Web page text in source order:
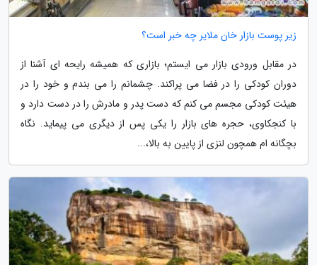
زیر پوست بازار خان ملایر چه خبر است؟
در مقابل ورودی بازار می ایستم؛ بازاری که همیشه رایحه ای آشنا از
دوران کودکی را در فضا می پراکند. چشمانم را می بندم و خود را در
هیئت کودکی مجسم می کنم که دست پدر و مادرش را در دست دارد و
با کنجکاوی، حجره های بازار را یکی پس از دیگری می پیماید. نگاه
بچگانه ام همچون لنزی از پایین به بالا،...